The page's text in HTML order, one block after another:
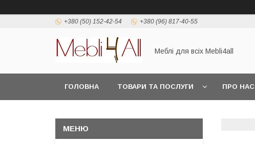
+380 (50) 152-42-54 +380 (96) 817-40-55
Меблі для всіх Mebli4all
ГОЛОВНА ТОВАРИ ТА ПОСЛУГИ ПРО НАС